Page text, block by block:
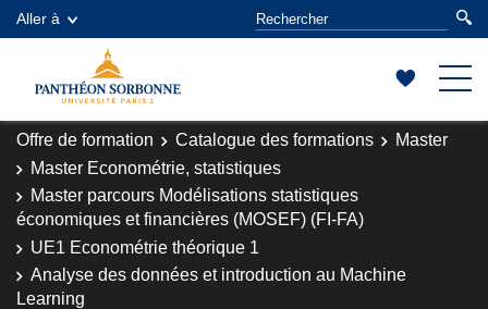
Aller à
Offre de formation Catalogue des formations
Master
Master Econométrie, statistiques
Master parcours Modélisations statistiques
économiques et financières (MOSEF) (FI-FA)
UE1 Econométrie théorique 1
Analyse des données et introduction au Machine
Learning